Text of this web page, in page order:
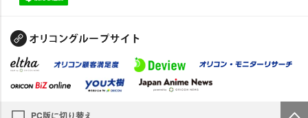
PC版に切り替え